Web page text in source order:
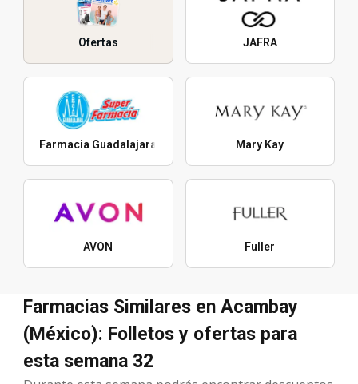
Ofertas JAFRA
Farmacia Guadalajara Mary Kay
AVON Fuller
Farmacias Similares en Acambay
(México): Folletos y ofertas para
esta semana 32